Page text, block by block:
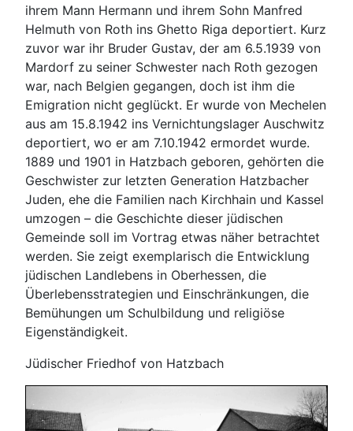
ihrem Mann Hermann und ihrem Sohn Manfred
Helmuth von Roth ins Ghetto Riga deportiert. Kurz
zuvor war ihr Bruder Gustav, der am 6.5.1939 von
Mardorf zu seiner Schwester nach Roth gezogen
war, nach Belgien gegangen, doch ist ihm die
Emigration nicht geglückt. Er wurde von Mechelen
aus am 15.8.1942 ins Vernichtungslager Auschwitz
deportiert, wo er am 7.10.1942 ermordet wurde.
1889 und 1901 in Hatzbach geboren, gehörten die
Geschwister zur letzten Generation Hatzbacher
Juden, ehe die Familien nach Kirchhain und Kassel
umzogen – die Geschichte dieser jüdischen
Gemeinde soll im Vortrag etwas näher betrachtet
werden. Sie zeigt exemplarisch die Entwicklung
jüdischen Landlebens in Oberhessen, die
Überlebensstrategien und Einschränkungen, die
Bemühungen um Schulbildung und religiöse
Eigenständigkeit.
Jüdischer Friedhof von Hatzbach